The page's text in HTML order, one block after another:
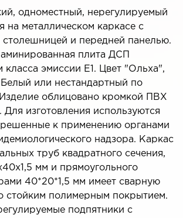
одноместный, нерегулируемый
на металлическом каркасе с
столешницей и передней панелью.
плита ДСП
эмиссии Е1. Цвет "Ольха",
или нестандартный по
облицовано кромкой ПВХ
изготовления используются
к применению органами
надзора. Каркас
труб квадратного сечения,
мм и прямоугольного
40*20*1,5 мм имеет сварную
стойким полимерным покрытием.
подпятники с